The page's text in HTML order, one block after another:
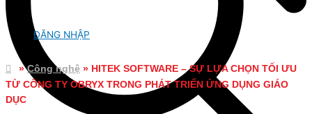
ĐĂNG NHẬP
»Công nghệ » HITEK SOFTWARE – SỰ LỰA CHỌN TỐI ƯU
TỪ CÔNG TY OBRYX TRONG PHÁT TRIỂN ỨNG DỤNG GIÁO
DỤC